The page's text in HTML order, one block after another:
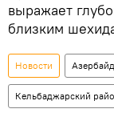
выражает
близким
Новости
Кельбаджарский